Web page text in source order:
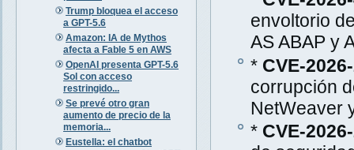
Trump bloquea el acceso
a GPT-5.6
Amazon: IA de Mythos
afecta a Fable 5 en AWS
OpenAI presenta GPT-5.6
Sol con acceso
restringido...
Se prevé otro gran
aumento de precio de la
memoria...
Eustella: el chatbot
envoltorio
AS ABAP y
* CVE-
corrupción
NetWeaver
* CVE-